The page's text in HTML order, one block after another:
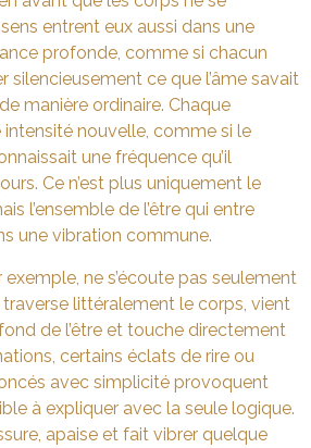
entrent eux aussi dans une
profonde, comme si chacun
silencieusement ce que l’âme savait
manière ordinaire. Chaque
nouvelle, comme si le
une fréquence qu’il
Ce n’est plus uniquement le
l’ensemble de l’être qui entre
une vibration commune.
exemple, ne s’écoute pas seulement
traverse littéralement le corps, vient
de l’être et touche directement
certains éclats de rire ou
avec simplicité provoquent
à expliquer avec la seule logique.
apaise et fait vibrer quelque